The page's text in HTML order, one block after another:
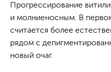
Прогрессирование
и молниеносным. В
считается более
рядом с
новый очаг.